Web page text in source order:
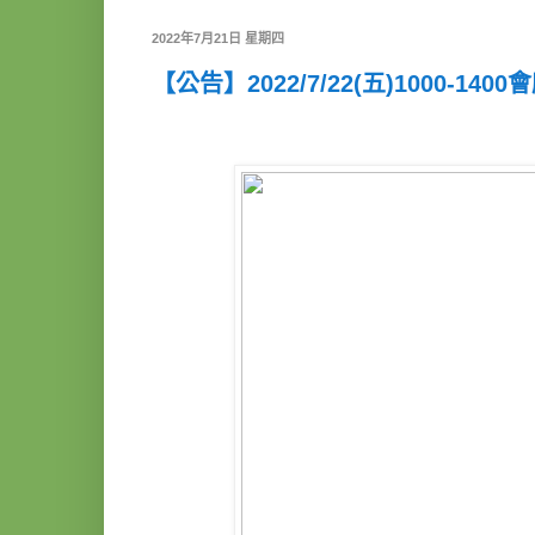
2022年7月21日 星期四
【公告】2022/7/22(五)1000-1400